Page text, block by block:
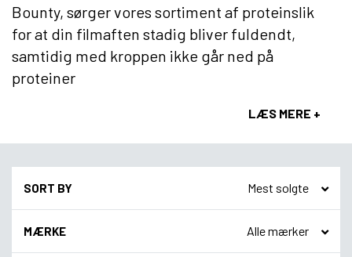
Bounty, sørger vores sortiment af proteinslik
for at din filmaften stadig bliver fuldendt,
samtidig med kroppen ikke går ned på
proteiner
LÆS MERE +
SORT BY
MÆRKE